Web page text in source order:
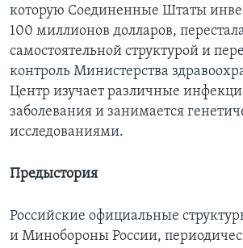
которую Соединенные Штаты
100 миллионов долларов,
самостоятельной структурой и
контроль Министерства
Центр изучает различные
заболевания и занимается
исследованиями.
Предыстория
Российские официальные
и Минобороны России,